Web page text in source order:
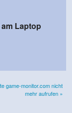
Laptop
game-monitor.com nicht
mehr aufrufen »